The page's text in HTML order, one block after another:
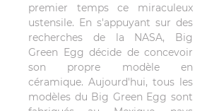
premier temps ce miraculeux
ustensile. En s'appuyant sur des
recherches de la NASA, Big
Green Egg décide de concevoir
son propre modèle en
céramique. Aujourd'hui, tous les
modèles du Big Green Egg sont